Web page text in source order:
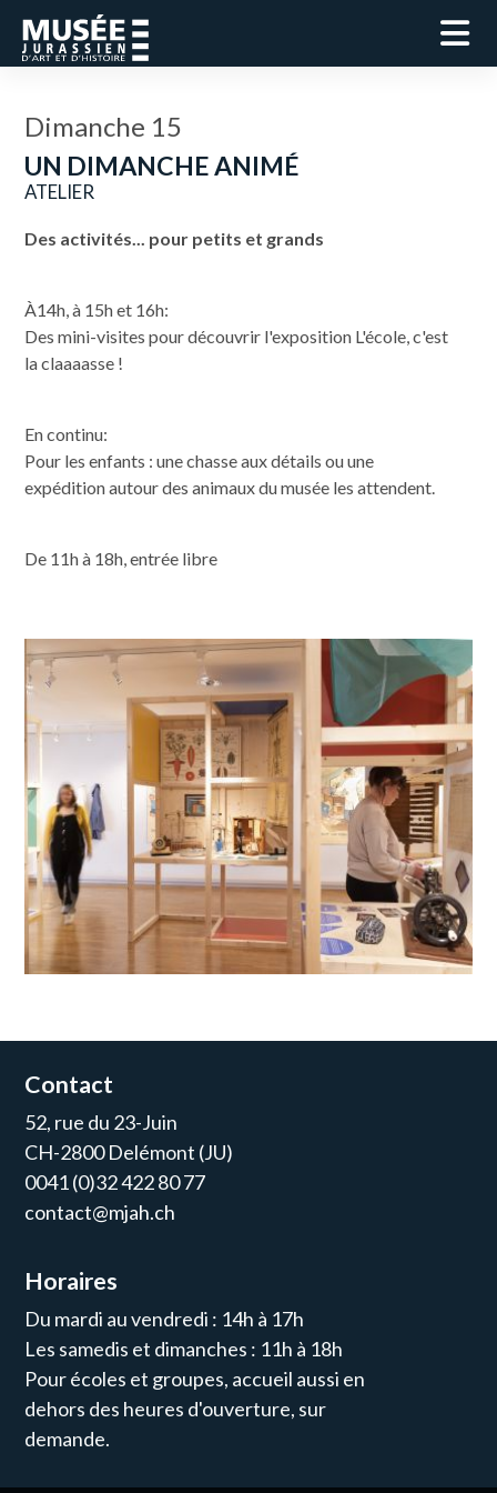
Dimanche 15
UN DIMANCHE ANIMÉ
ATELIER
Des activités... pour petits et grands
À14h, à 15h et 16h:
Des mini-visites pour découvrir l'exposition L'école, c'est
la claaaasse !
En continu:
Pour les enfants : une chasse aux détails ou une
expédition autour des animaux du musée les attendent.
De 11h à 18h, entrée libre
Contact
52, rue du 23-Juin
CH-2800 Delémont (JU)
0041 (0)32 422 80 77
contact@mjah.ch
Horaires
Du mardi au vendredi : 14h à 17h
Les samedis et dimanches : 11h à 18h
Pour écoles et groupes, accueil aussi en
dehors des heures d'ouverture, sur
demande.